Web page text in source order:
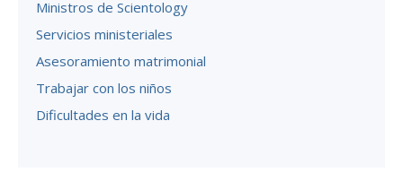
Ministros de Scientology
Servicios ministeriales
Asesoramiento matrimonial
Trabajar con los niños
Dificultades en la vida